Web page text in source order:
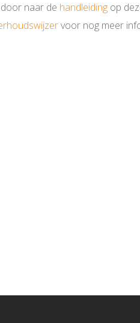
naar de handleiding op
voor nog meer